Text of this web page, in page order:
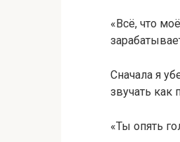
«Всё, что
Сначала я
звучать как
«Ты опять